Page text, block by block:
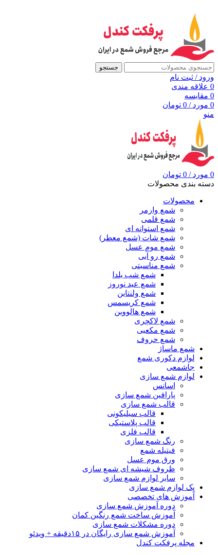
جستجو
ورود / ثبت نام
0 علاقه مندی
0 مقايسه
0 مورد /
0 تومان
منو
0 مورد /
0 تومان
دسته بندی محصولات
محصولات
شمع وارمر
شمع قلمی
شمع استوانه ای
شمع شات (شمع معطر)
شمع موم عسل
شمع رو آبی
شمع مناسبتی
شمع شب یلدا
شمع عید نوروز
شمع ولنتاین
شمع کریسمس
شمع هالووین
شمع لاکچری
شمع مکعبی
شمع حروف
شمع ماساژ
لوازم دکوری شمع
جاشمعی
لوازم شمع سازی
اسانس
پارافین شمع سازی
قالب شمع سازی
قالب سیلیکونی
قالب پلاستیکی
قالب فلزی
رنگ شمع سازی
فیتیله شمع
ورق موم عسل
ظروف شیشه ای شمع سازی
سایر لوازم شمع سازی
پک لوازم شمع سازی
آموزش های تخصصی
دوره آموزش شمع سازی
آموزش ساخت شمع رنگین کمان
دوره مشکلات شمع سازی
آموزش شمع سازی رایگان در ۱۵دقیقه + ویدئو
مجله پرفکت کندل